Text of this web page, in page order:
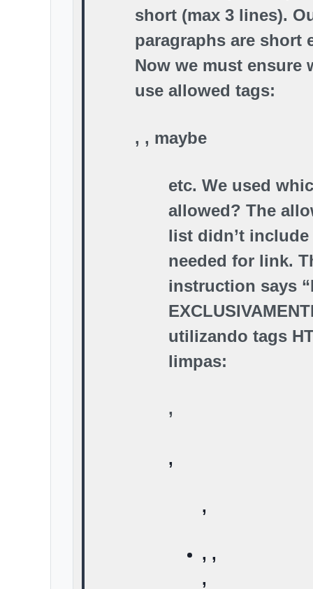
short (max 3 lines).
paragraphs are short
Now we must ensure
use allowed tags:
, , maybe
etc. We used
allowed? The
list didn’t include
needed for link.
instruction says
utilizando tags
limpas:
,
,
,
, ,
,